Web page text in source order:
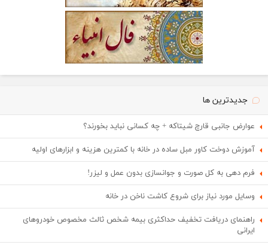
جدیدترین ها
عوارض جانبی قارچ شیتاکه + چه کسانی نباید بخورند؟
آموزش دوخت کاور مبل ساده در خانه با کمترین هزینه و ابزارهای اولیه
فرم دهی به کل صورت و جوانسازی بدون عمل و لیزر!
وسایل مورد نیاز برای شروع کاشت ناخن در خانه
راهنمای دریافت تخفیف حداکثری بیمه شخص ثالث مخصوص خودروهای
ایرانی